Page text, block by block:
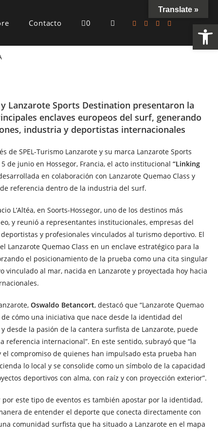
Contacto 0
Lanzarote Sports Destination presentaron la
enclaves europeos del surf, generando
industria y deportistas internacionales
de SPEL-Turismo Lanzarote y su marca Lanzarote Sports
de junio en Hossegor, Francia, el acto institucional “Linking
en colaboración con Lanzarote Quemao Class y
referencia dentro de la industria del surf.
L’Altéa, en Soorts-Hossegor, uno de los destinos más
y reunió a representantes institucionales, empresas del
y profesionales vinculados al turismo deportivo. El
Lanzarote Quemao Class en un enclave estratégico para la
el posicionamiento de la prueba como una cita singular
vinculado al mar, nacida en Lanzarote y proyectada hoy hacia
Oswaldo Betancort, destacó que “Lanzarote Quemao
cómo una iniciativa que nace desde la identidad del
desde la pasión de la cantera surfista de Lanzarote, puede
referencia internacional”. En este sentido, subrayó que “la
el compromiso de quienes han impulsado esta prueba han
lo local y se consolide como un símbolo de la capacidad
deportivos con alma, con raíz y con proyección exterior”.
este tipo de eventos es también apostar por la identidad,
de entender el deporte que conecta directamente con
comunidad surfista que ha situado a Lanzarote en el mapa
Translate »